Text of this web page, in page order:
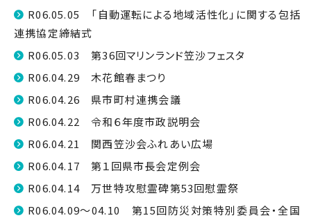
R06.05.05 「自動運転による地域活性化」に関する包括
連携協定締結式
R06.05.03 第36回マリンランド笠沙フェスタ
R06.04.29 木花館春まつり
R06.04.26 県市町村連携会議
R06.04.22 令和６年度市政説明会
R06.04.21 関西笠沙会ふれあい広場
R06.04.17 第１回県市長会定例会
R06.04.14 万世特攻慰霊碑第53回慰霊祭
R06.04.09～04.10 第15回防災対策特別委員会・全国